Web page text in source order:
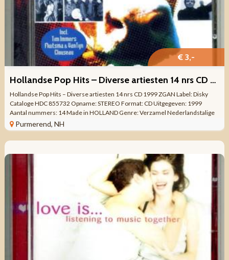
€ 3,-
Hollandse Pop Hits – Diverse artiesten 14 nrs CD 1999 ZGAN
Hollandse Pop Hits – Diverse artiesten 14 nrs CD 1999 ZGAN Label: Disky
Cataloge HDC 855732 Opname: STEREO Format: CD Uitgegeven: 1999
Aantal nummers: 14 Made in HOLLAND Genre: Verzamel Nederlandstalige
pop Kwaliteit: ZO ...
Purmerend, NH